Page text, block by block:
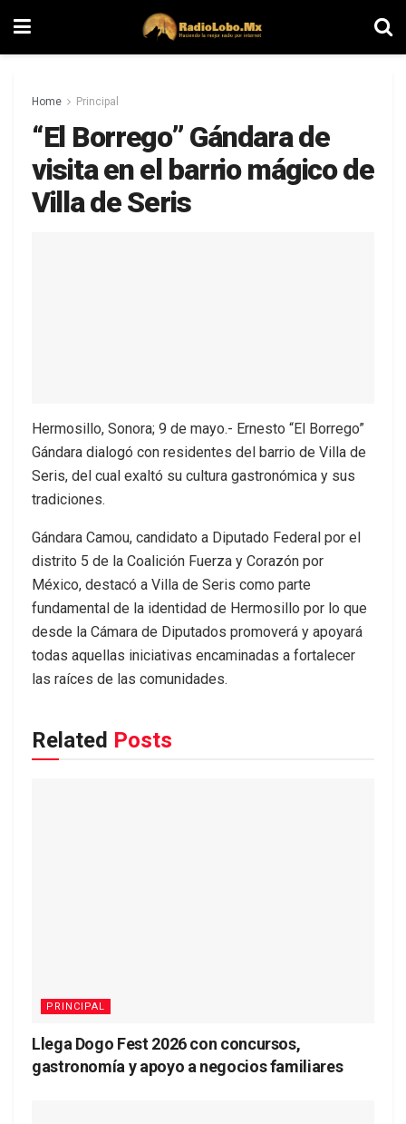
Home Principal
“El Borrego” Gándara de
visita en el barrio mágico de
Villa de Seris
Hermosillo, Sonora; 9 de mayo.- Ernesto “El Borrego”
Gándara dialogó con residentes del barrio de Villa de
Seris, del cual exaltó su cultura gastronómica y sus
tradiciones.
Gándara Camou, candidato a Diputado Federal por el
distrito 5 de la Coalición Fuerza y Corazón por
México, destacó a Villa de Seris como parte
fundamental de la identidad de Hermosillo por lo que
desde la Cámara de Diputados promoverá y apoyará
todas aquellas iniciativas encaminadas a fortalecer
las raíces de las comunidades.
Related Posts
PRINCIPAL
Llega Dogo Fest 2026 con concursos,
gastronomía y apoyo a negocios familiares